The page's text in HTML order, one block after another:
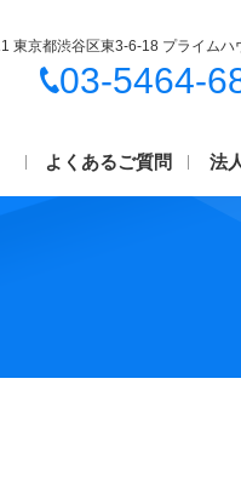
東京都渋谷区東3-6-18 プライムハ
03-5464-
よくあるご質問 法